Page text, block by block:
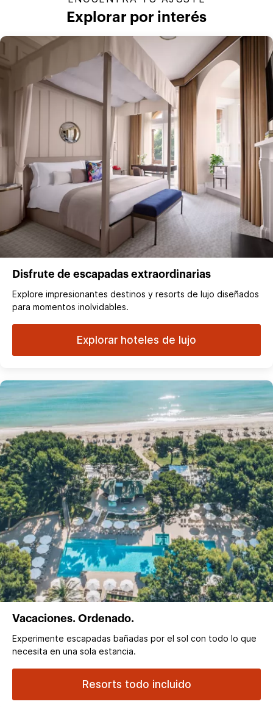
Explorar por interés
Disfrute de escapadas extraordinarias
Explore impresionantes destinos y resorts de lujo diseñados
para momentos inolvidables.
Explorar hoteles de lujo
Vacaciones. Ordenado.
Experimente escapadas bañadas por el sol con todo lo que
necesita en una sola estancia.
Resorts todo incluido